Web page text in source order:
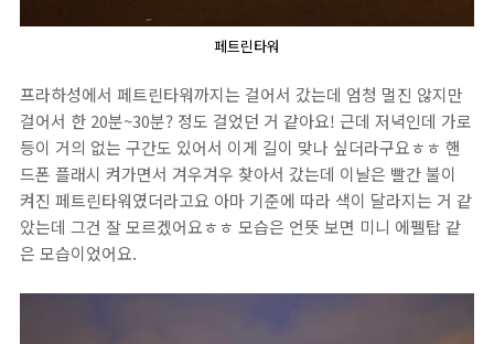
페트린타워
프라하성에서 페트린타워까지는 걸어서 갔는데 엄청 멀진 않지만
걸어서 한 20분~30분? 정도 걸었던 거 같아요! 근데 저녁인데 가로
등이 거의 없는 구간도 있어서 이게 길이 맞나 싶더라구요ㅎㅎ 핸
드폰 플래시 켜가면서 겨우겨우 찾아서 갔는데 이날은 빨간 불이
켜진 페트린타워였더라고요 아마 기준에 따라 색이 달라지는 거 같
았는데 그건 잘 모르겠어요ㅎㅎ 모습은 언뜻 보면 미니 에펠탑 같
은 모습이었어요.